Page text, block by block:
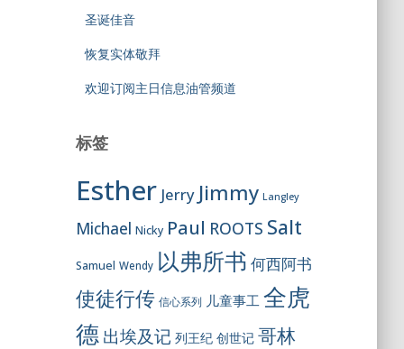
圣诞佳音
恢复实体敬拜
欢迎订阅主日信息油管频道
标签
Esther Jerry Jimmy Langley
Michael Nicky Paul ROOTS Salt
Samuel Wendy 以弗所书 何西阿书
使徒行传 信心系列 儿童事工 全虎
德 出埃及记 列王纪 创世记 哥林